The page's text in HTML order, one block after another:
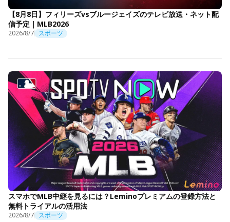
【8月8日】フィリーズvsブルージェイズのテレビ放送・ネット配
信予定｜MLB2026
2026/8/7 スポーツ
スマホでMLB中継を見るには？Leminoプレミアムの登録方法と
無料トライアルの活用法
2026/8/7 スポーツ